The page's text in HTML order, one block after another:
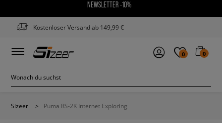
NEWSLETTER -10%
Kostenloser Versand ab 149,99 €
0 0
Sizeer > Puma RS-2K Internet Exploring